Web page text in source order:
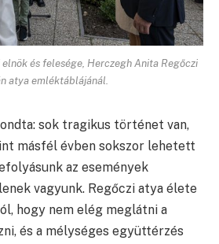
és felesége, Herczegh Anita Regőczi
atya emléktáblájánál.
sok tragikus történet van,
másfél évben sokszor lehetett
az események
vagyunk. Regőczi atya élete
hogy nem elég meglátni a
és a mélységes együttérzés